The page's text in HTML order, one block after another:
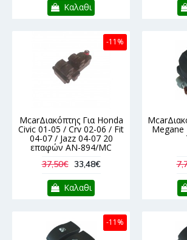
Καλαθι
-11%
McarΔιακόπτης Για Honda
Civic 01-05 / Crv 02-06 / Fit
04-07 / Jazz 04-07 20
επαφών AN-894/MC
37,50€ 33,48€
Καλαθι
Megane
-11%